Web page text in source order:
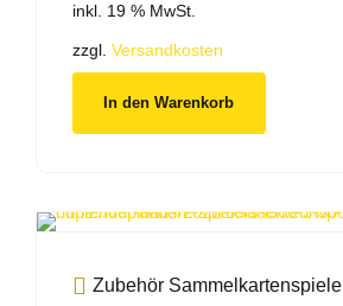
war:
20,00 €11,00 €.
inkl. 19 % MwSt.
zzgl. Versandkosten
In den Warenkorb
Zubehör Sammelkartenspiele